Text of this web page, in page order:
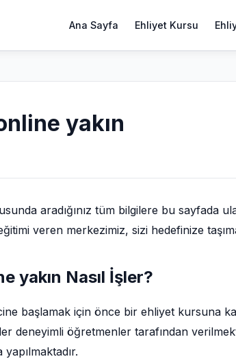
Ana Sayfa Ehliyet Kursu
yakın
aradığınız tüm bilgilere bu sayfada
veren merkezimiz, sizi hedefinize
yakın Nasıl İşler?
başlamak için önce bir ehliyet kursuna
deneyimli öğretmenler tarafından